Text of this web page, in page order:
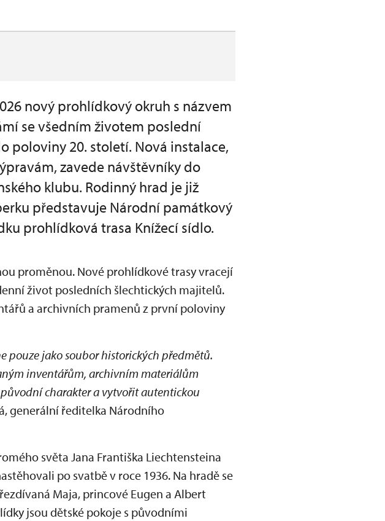
nový prohlídkový okruh s názvem
se všedním životem poslední
poloviny 20. století. Nová instalace,
zavede návštěvníky do
klubu. Rodinný hrad je již
představuje Národní památkový
prohlídková trasa Knížecí sídlo.
proměnou. Nové prohlídkové trasy vracejí
život posledních šlechtických majitelů.
a archivních pramenů z první poloviny
pouze jako soubor historických předmětů.
inventářům, archivním materiálům
charakter a vytvořit autentickou
generální ředitelka Národního
světa Jana Františka Liechtensteina
po svatbě v roce 1936. Na hradě se
Maja, princové Eugen a Albert
jsou dětské pokoje s původními